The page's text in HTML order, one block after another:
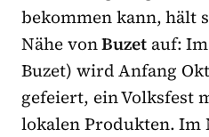
bekommen kann, hält
Nähe vonBuzet auf:
Buzet) wird Anfang
gefeiert, ein Volksfest
lokalen Produkten. Im